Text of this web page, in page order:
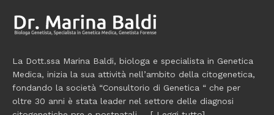
La Dott.ssa Marina Baldi, biologa e specialista in Genetica
Medica, inizia la sua attività nell’ambito della citogenetica,
fondando la società “Consultorio di Genetica “ che per
oltre 30 anni è stata leader nel settore delle diagnosi